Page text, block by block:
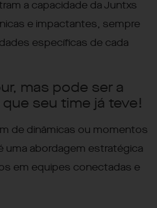
a capacidade da Juntxs
e impactantes, sempre
específicas de cada
mas pode ser a
seu time já teve!
de dinâmicas ou momentos
uma abordagem estratégica
em equipes conectadas e